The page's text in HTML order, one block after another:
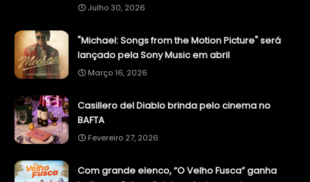
Julho 30, 2026
"Michael: Songs from the Motion Picture" será
lançado pela Sony Music em abril
Março 16, 2026
Casillero del Diablo brinda pelo cinema no
BAFTA
Fevereiro 27, 2026
Com grande elenco, “O Velho Fusca” ganha